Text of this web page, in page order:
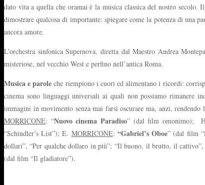
dato vita a quella che oramai è la musica classica del nostro
dimostrare qualcosa di importante: spiegare come la potenza di una
ancora amore.
L’orchestra sinfonica Supernova, diretta dal Maestro Andrea
misteriose, nel vecchio West e perfino nell’antica Roma.
Musica e parole che riempiono i cuori ed alimentano i ricordi:
cinema sono linguaggi universali ai quali non possiamo rimanere
immagini in movimento senza mai farsi oscurare ma, anzi,
MORRICONE: “Nuovo cinema Paradiso” (dal film omonimo);
“Schindler’s List”); E. MORRICONE: “Gabriel’s Oboe” (dal film
dollari”, “Per qualche dollaro in più”; “Il buono, il brutto, il
(dal film “Il gladiatore”).